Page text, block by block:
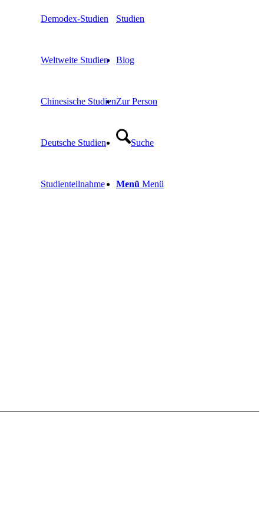
Studien
Demodex-Studien
Weltweite Studien
Chinesische Studien
Deutsche Studien
Studienteilnahme
Blog
Zur Person
Suche
Menü Menü